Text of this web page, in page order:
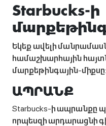
Starbucks-ի
Եկեք ավելի
համաշխարհային
մարքեթինգային-միքսը:
ԱՊՐԱՆՔ
Starbucks-ի ապրանքը
որպեսզի արդարացնի